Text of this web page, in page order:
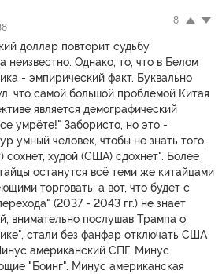
8
доллар повторит судьбу
неизвестно. Однако, то, что в Белом
- эмпирический факт. Буквально
что самой большой проблемой Китая
является демографический
умрёте!" Забористо, но это -
умный человек, чтобы не знать того,
сохнет, худой (США) сдохнет". Более
останутся всё теми же китайцами
торговать, а вот, что будет с
(2037 - 2043 гг.) не знает
внимательно послушав Трампа о
стали без фанфар отключать США
американский СПГ. Минус
"Боинг". Минус американская